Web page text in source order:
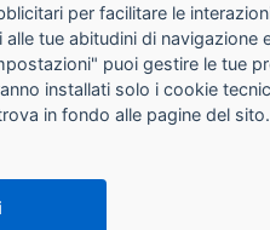
BS-347784 Cap. Soc. €
per facilitare le
tue abitudini di navigazione
puoi gestire le tue
installati solo i cookie
in fondo alle pagine del